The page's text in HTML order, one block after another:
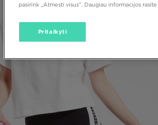
pasirink „Atmesti visus”. Daugiau informacijos rasite
Pritaikyti